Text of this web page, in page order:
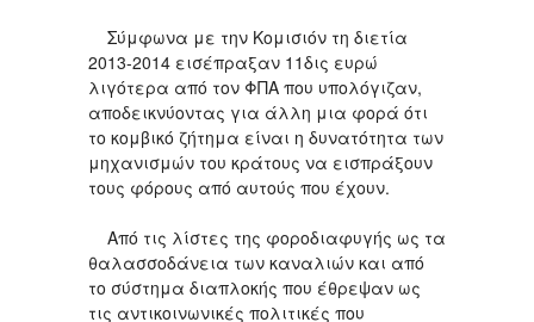
Σύμφωνα με την Κομισιόν τη διετία
2013-2014 εισέπραξαν 11δις ευρώ
λιγότερα από τον ΦΠΑ που υπολόγιζαν,
αποδεικνύοντας για άλλη μια φορά ότι
το κομβικό ζήτημα είναι η δυνατότητα των
μηχανισμών του κράτους να εισπράξουν
τους φόρους από αυτούς που έχουν.
Από τις λίστες της φοροδιαφυγής ως τα
θαλασσοδάνεια των καναλιών και από
το σύστημα διαπλοκής που έθρεψαν ως
τις αντικοινωνικές πολιτικές που